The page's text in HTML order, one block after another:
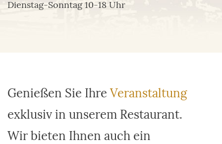
Dienstag-Sonntag 10-18 Uhr
Genießen Sie Ihre Veranstaltung
exklusiv in unserem Restaurant.
Wir bieten Ihnen auch ein